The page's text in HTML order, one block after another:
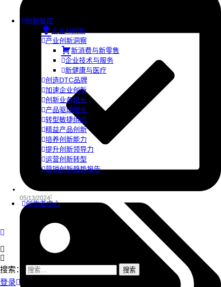
创新智库
企业AI创新
产业创新洞察
新消费与新零售
企业技术与服务
新健康与医疗
创造DTC品牌
加速企业创新
创新业务增长
产品驱动增长
转型敏捷组织
精益产品创新
培养创新能力
提升创新领导力
运营创新转型
营销创新趋势报告
创作者中心
搜索：
登录
05/13/2024